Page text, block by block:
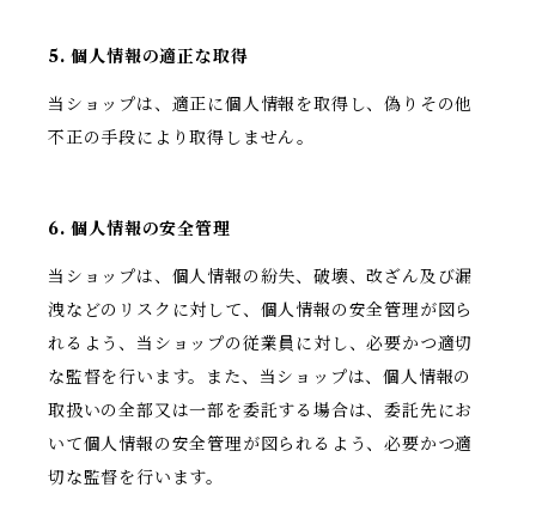
5. 個人情報の適正な取得
当ショップは、適正に個人情報を取得し、偽りその他
不正の手段により取得しません。
6. 個人情報の安全管理
当ショップは、個人情報の紛失、破壊、改ざん及び漏
洩などのリスクに対して、個人情報の安全管理が図ら
れるよう、当ショップの従業員に対し、必要かつ適切
な監督を行います。また、当ショップは、個人情報の
取扱いの全部又は一部を委託する場合は、委託先にお
いて個人情報の安全管理が図られるよう、必要かつ適
切な監督を行います。